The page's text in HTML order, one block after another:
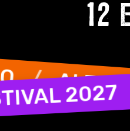
12
2027 /
/ AI